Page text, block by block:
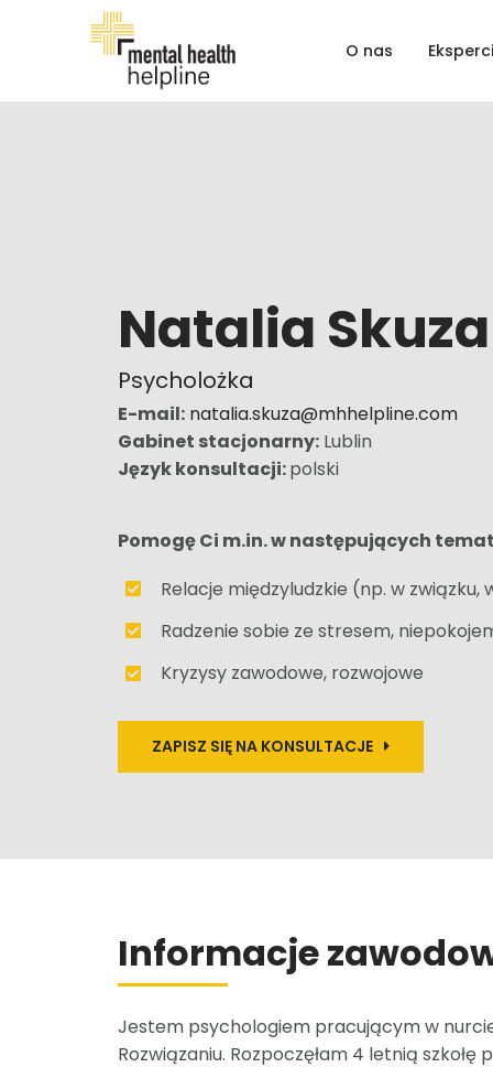
O nas Eksperci
Natalia Skuza
Psycholożka
E-mail: natalia.skuza@mhhelpline.com
Gabinet stacjonarny: Lublin
Język konsultacji:polski
Pomogę Ci m.in. w następujących
Relacje międzyludzkie (np. w związku,
Radzenie sobie ze stresem,
Kryzysy zawodowe, rozwojowe
ZAPISZ SIĘ NA KONSULTACJE
Informacje
Jestem psychologiem pracującym w
Rozwiązaniu. Rozpoczęłam 4 letnią szkołę